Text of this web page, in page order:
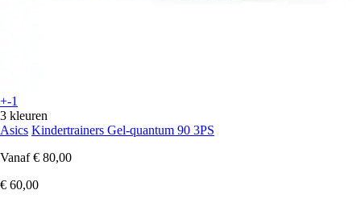
+-1
3 kleuren
Asics Kindertrainers Gel-quantum 90 3PS
Vanaf € 80,00
€ 60,00